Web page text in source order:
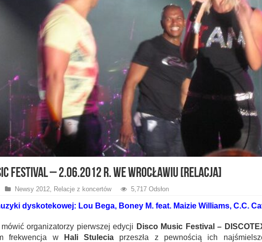
Festival – 2.06.2012 r. we Wrocławiu [relacja]
Newsy 2012, Relacje z koncertów 5,717 Odsłon
dyskotekowej: Lou Bega, Boney M. feat. Maizie Williams, C.C.
organizatorzy pierwszej edycji Disco Music Festival –
frekwencja w Hali Stulecia przeszła z pewnością ich